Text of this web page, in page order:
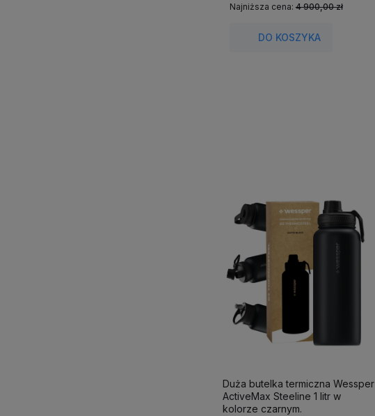
Najniższa cena:4 900,00 zł
DO KOSZYKA
Duża butelka termiczna Wessper
ActiveMax Steeline 1 litr w
kolorze czarnym.